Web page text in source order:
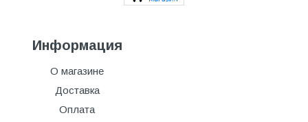
Информация
О магазине
Доставка
Оплата